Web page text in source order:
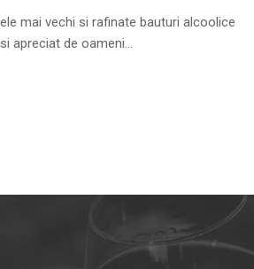
mai vechi si rafinate bauturi alcoolice
apreciat de oameni...